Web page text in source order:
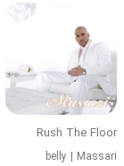
Rush The Floor
belly | Massari